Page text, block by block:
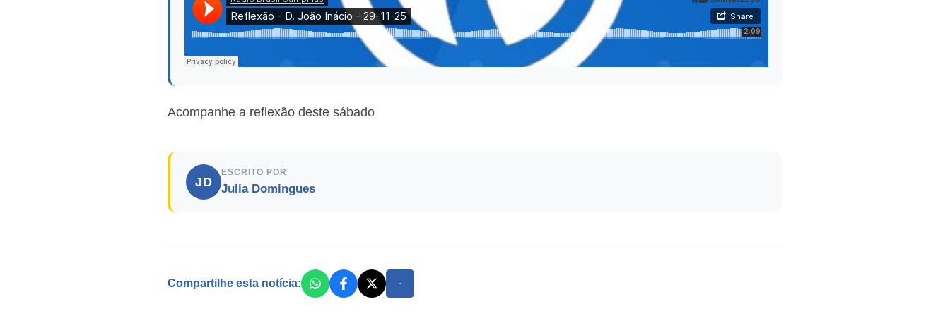
Acompanhe a reflexão deste sábado
JD
ESCRITO POR
Julia Domingues
Compartilhe esta notícia: